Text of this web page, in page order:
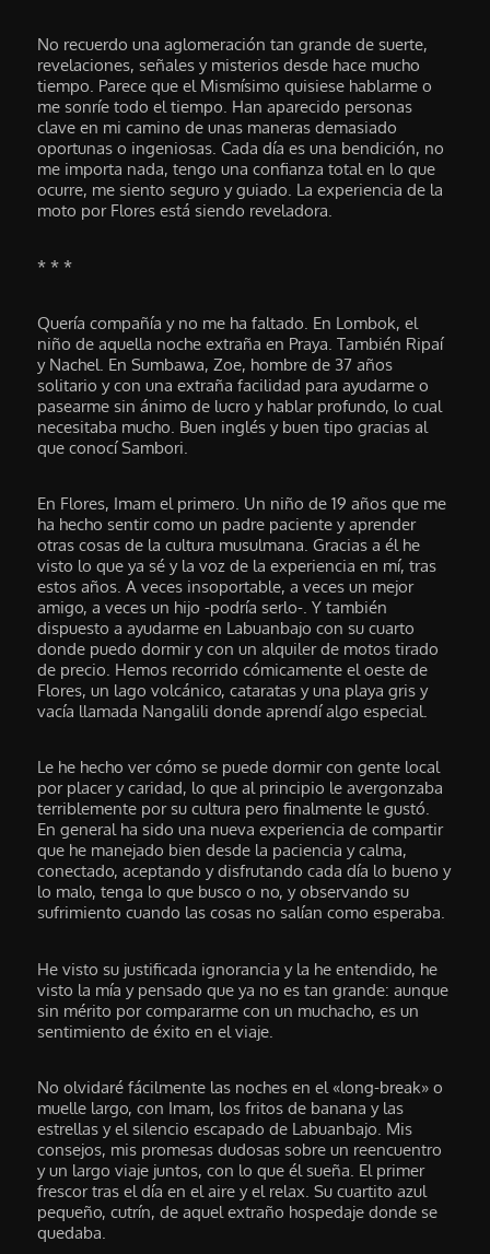
No recuerdo una aglomeración tan grande de suerte,
revelaciones, señales y misterios desde hace mucho
tiempo. Parece que el Mismísimo quisiese hablarme o
me sonríe todo el tiempo. Han aparecido personas
clave en mi camino de unas maneras demasiado
oportunas o ingeniosas. Cada día es una bendición, no
me importa nada, tengo una confianza total en lo que
ocurre, me siento seguro y guiado. La experiencia de la
moto por Flores está siendo reveladora.
* * *
Quería compañía y no me ha faltado. En Lombok, el
niño de aquella noche extraña en Praya. También Ripaí
y Nachel. En Sumbawa, Zoe, hombre de 37 años
solitario y con una extraña facilidad para ayudarme o
pasearme sin ánimo de lucro y hablar profundo, lo cual
necesitaba mucho. Buen inglés y buen tipo gracias al
que conocí Sambori.
En Flores, Imam el primero. Un niño de 19 años que me
ha hecho sentir como un padre paciente y aprender
otras cosas de la cultura musulmana. Gracias a él he
visto lo que ya sé y la voz de la experiencia en mí, tras
estos años. A veces insoportable, a veces un mejor
amigo, a veces un hijo -podría serlo-. Y también
dispuesto a ayudarme en Labuanbajo con su cuarto
donde puedo dormir y con un alquiler de motos tirado
de precio. Hemos recorrido cómicamente el oeste de
Flores, un lago volcánico, cataratas y una playa gris y
vacía llamada Nangalili donde aprendí algo especial.
Le he hecho ver cómo se puede dormir con gente local
por placer y caridad, lo que al principio le avergonzaba
terriblemente por su cultura pero finalmente le gustó.
En general ha sido una nueva experiencia de compartir
que he manejado bien desde la paciencia y calma,
conectado, aceptando y disfrutando cada día lo bueno y
lo malo, tenga lo que busco o no, y observando su
sufrimiento cuando las cosas no salían como esperaba.
He visto su justificada ignorancia y la he entendido, he
visto la mía y pensado que ya no es tan grande: aunque
sin mérito por compararme con un muchacho, es un
sentimiento de éxito en el viaje.
No olvidaré fácilmente las noches en el «long-break» o
muelle largo, con Imam, los fritos de banana y las
estrellas y el silencio escapado de Labuanbajo. Mis
consejos, mis promesas dudosas sobre un reencuentro
y un largo viaje juntos, con lo que él sueña. El primer
frescor tras el día en el aire y el relax. Su cuartito azul
pequeño, cutrín, de aquel extraño hospedaje donde se
quedaba.